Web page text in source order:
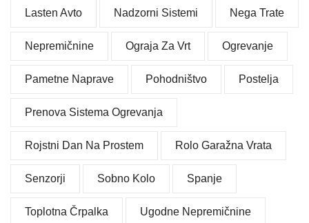
Lasten Avto Nadzorni Sistemi Nega Trate
Nepremičnine Ograja Za Vrt Ogrevanje
Pametne Naprave Pohodništvo Postelja
Prenova Sistema Ogrevanja
Rojstni Dan Na Prostem Rolo Garažna Vrata
Senzorji Sobno Kolo Spanje
Toplotna Črpalka Ugodne Nepremičnine